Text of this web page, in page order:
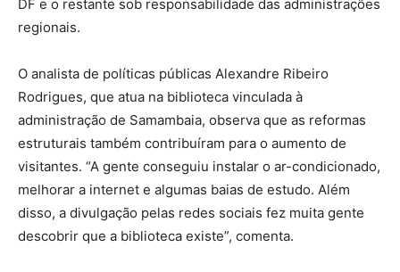
DF e o restante sob responsabilidade das administrações
regionais.
O analista de políticas públicas Alexandre Ribeiro
Rodrigues, que atua na biblioteca vinculada à
administração de Samambaia, observa que as reformas
estruturais também contribuíram para o aumento de
visitantes. “A gente conseguiu instalar o ar-condicionado,
melhorar a internet e algumas baias de estudo. Além
disso, a divulgação pelas redes sociais fez muita gente
descobrir que a biblioteca existe”, comenta.